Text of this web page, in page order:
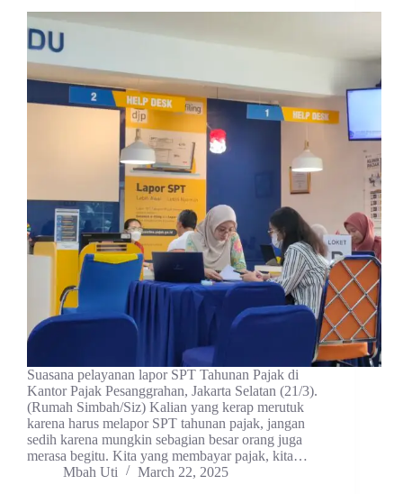
Suasana pelayanan lapor SPT Tahunan Pajak di
Kantor Pajak Pesanggrahan, Jakarta Selatan (21/3).
(Rumah Simbah/Siz) Kalian yang kerap merutuk
karena harus melapor SPT tahunan pajak, jangan
sedih karena mungkin sebagian besar orang juga
merasa begitu. Kita yang membayar pajak, kita…
Mbah Uti
March 22, 2025